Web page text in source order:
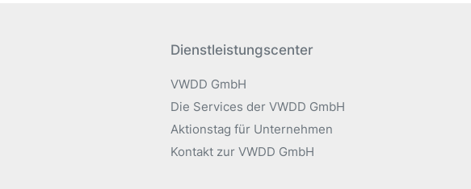
Dienstleistungscenter
VWDD GmbH
Die Services der VWDD GmbH
Aktionstag für Unternehmen
Kontakt zur VWDD GmbH